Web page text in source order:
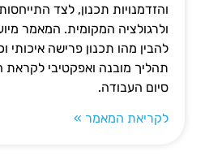
והזדמנויות תכנון, לצד
ולרגולציה המקומית. המאמר
להבין מהו תכנון פרישה איכותי
תהליך מובנה ואפקטיבי
סיום העבודה.
לקריאת המאמר »